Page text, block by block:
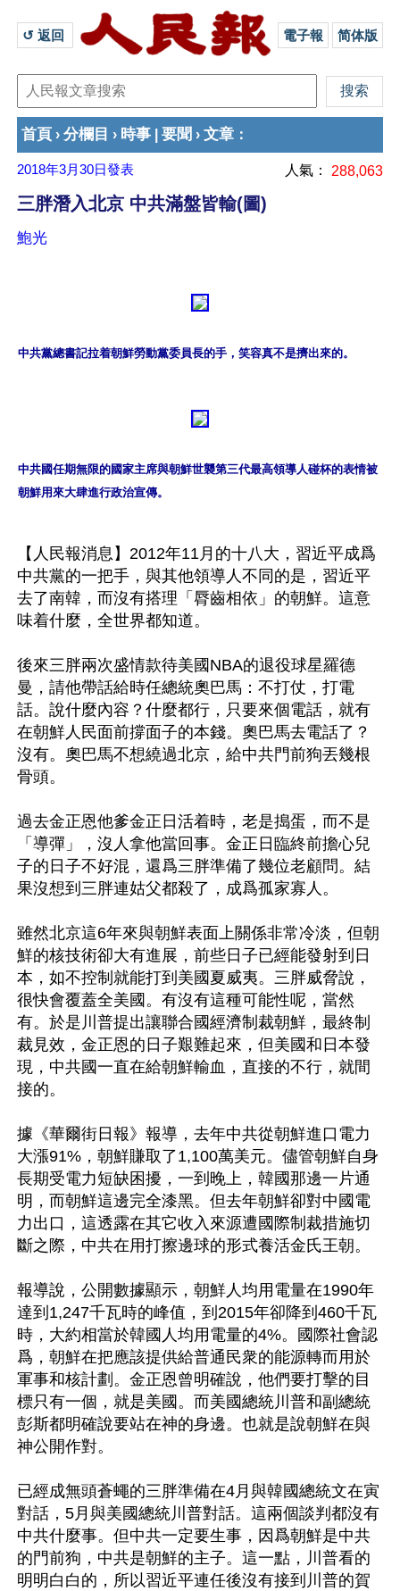
↺ 返回 電子報 简体版
首頁 › 分欄目 › 時事 要聞 › 文章 ：
2018年3月30日發表 人氣： 288,063
三胖潛入北京 中共滿盤皆輸(圖)
鮑光
中共黨總書記拉着朝鮮勞動黨委員長的手，笑容真不是擠出來的。
中共國任期無限的國家主席與朝鮮世襲第三代最高領導人碰杯的表情被
朝鮮用來大肆進行政治宣傳。
【人民報消息】2012年11月的十八大，習近平成爲
中共黨的一把手，與其他領導人不同的是，習近平
去了南韓，而沒有搭理「脣齒相依」的朝鮮。這意
味着什麼，全世界都知道。
後來三胖兩次盛情款待美國NBA的退役球星羅德
曼，請他帶話給時任總統奧巴馬：不打仗，打電
話。說什麼內容？什麼都行，只要來個電話，就有
在朝鮮人民面前撐面子的本錢。奧巴馬去電話了？
沒有。奧巴馬不想繞過北京，給中共門前狗丟幾根
骨頭。
過去金正恩他爹金正日活着時，老是搗蛋，而不是
「導彈」，沒人拿他當回事。金正日臨終前擔心兒
子的日子不好混，還爲三胖準備了幾位老顧問。結
果沒想到三胖連姑父都殺了，成爲孤家寡人。
雖然北京這6年來與朝鮮表面上關係非常冷淡，但朝
鮮的核技術卻大有進展，前些日子已經能發射到日
本，如不控制就能打到美國夏威夷。三胖威脅說，
很快會覆蓋全美國。有沒有這種可能性呢，當然
有。於是川普提出讓聯合國經濟制裁朝鮮，最終制
裁見效，金正恩的日子艱難起來，但美國和日本發
現，中共國一直在給朝鮮輸血，直接的不行，就間
接的。
據《華爾街日報》報導，去年中共從朝鮮進口電力
大漲91%，朝鮮賺取了1,100萬美元。儘管朝鮮自身
長期受電力短缺困擾，一到晚上，韓國那邊一片通
明，而朝鮮這邊完全漆黑。但去年朝鮮卻對中國電
力出口，這透露在其它收入來源遭國際制裁措施切
斷之際，中共在用打擦邊球的形式養活金氏王朝。
報導說，公開數據顯示，朝鮮人均用電量在1990年
達到1,247千瓦時的峰值，到2015年卻降到460千瓦
時，大約相當於韓國人均用電量的4%。國際社會認
爲，朝鮮在把應該提供給普通民衆的能源轉而用於
軍事和核計劃。金正恩曾明確說，他們要打擊的目
標只有一個，就是美國。而美國總統川普和副總統
彭斯都明確說要站在神的身邊。也就是說朝鮮在與
神公開作對。
已經成無頭蒼蠅的三胖準備在4月與韓國總統文在寅
對話，5月與美國總統川普對話。這兩個談判都沒有
中共什麼事。但中共一定要生事，因爲朝鮮是中共
的門前狗，中共是朝鮮的主子。這一點，川普看的
明明白白的，所以習近平連任後沒有接到川普的賀